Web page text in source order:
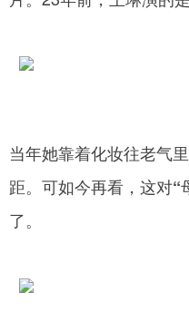
当年她靠着化妆往老气
距。可如今再看，这对
了。